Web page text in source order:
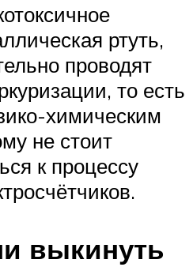
ртуть,
проводят
то есть
химическим
не стоит
к процессу
выкинуть